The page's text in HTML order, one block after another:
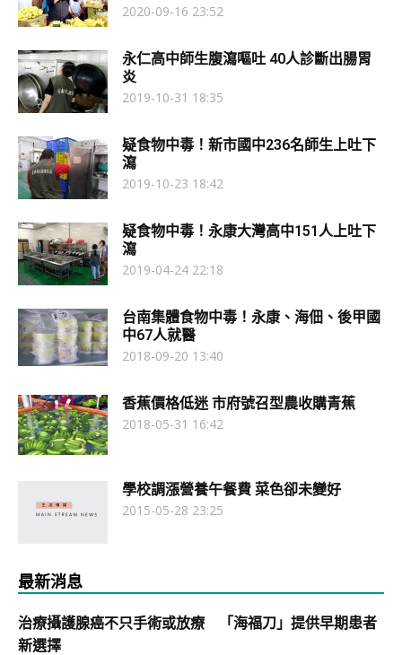
2020-09-16 23:52
永仁高中師生腹瀉嘔吐 40人診斷出腸胃
炎
2019-10-31 18:35
疑食物中毒！新市國中236名師生上吐下
瀉
2019-10-23 18:42
疑食物中毒！永康大灣高中151人上吐下
瀉
2019-04-24 22:18
台南集體食物中毒！永康、海佃、後甲國
中67人就醫
2018-09-20 13:40
香蕉價格低迷 市府號召型農收購青蕉
2018-05-31 16:42
學校調漲營養午餐費 菜色卻未變好
2015-05-28 23:25
最新消息
治療攝護腺癌不只手術或放療 「海福刀」提供早期患者
新選擇